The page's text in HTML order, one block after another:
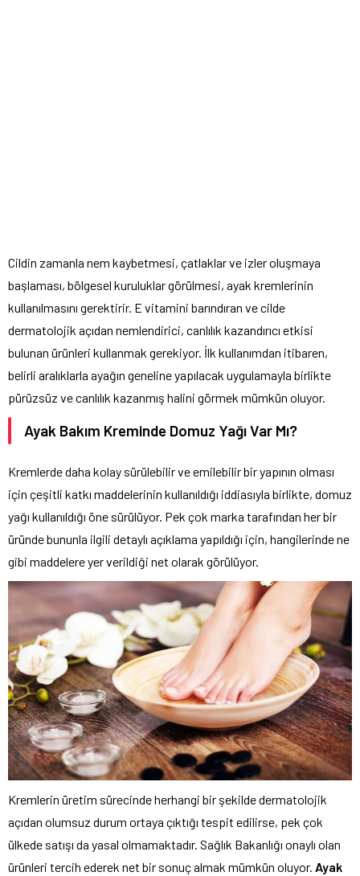
Cildin zamanla nem kaybetmesi, çatlaklar ve izler oluşmaya
başlaması, bölgesel kuruluklar görülmesi, ayak kremlerinin
kullanılmasını gerektirir. E vitamini barındıran ve cilde
dermatolojik açıdan nemlendirici, canlılık kazandırıcı etkisi
bulunan ürünleri kullanmak gerekiyor. İlk kullanımdan itibaren,
belirli aralıklarla ayağın geneline yapılacak uygulamayla birlikte
pürüzsüz ve canlılık kazanmış halini görmek mümkün oluyor.
Ayak Bakım Kreminde Domuz Yağı Var Mı?
Kremlerde daha kolay sürülebilir ve emilebilir bir yapının olması
için çeşitli katkı maddelerinin kullanıldığı iddiasıyla birlikte, domuz
yağı kullanıldığı öne sürülüyor. Pek çok marka tarafından her bir
üründe bununla ilgili detaylı açıklama yapıldığı için, hangilerinde ne
gibi maddelere yer verildiği net olarak görülüyor.
Kremlerin üretim sürecinde herhangi bir şekilde dermatolojik
açıdan olumsuz durum ortaya çıktığı tespit edilirse, pek çok
ülkede satışı da yasal olmamaktadır. Sağlık Bakanlığı onaylı olan
ürünleri tercih ederek net bir sonuç almak mümkün oluyor. Ayak